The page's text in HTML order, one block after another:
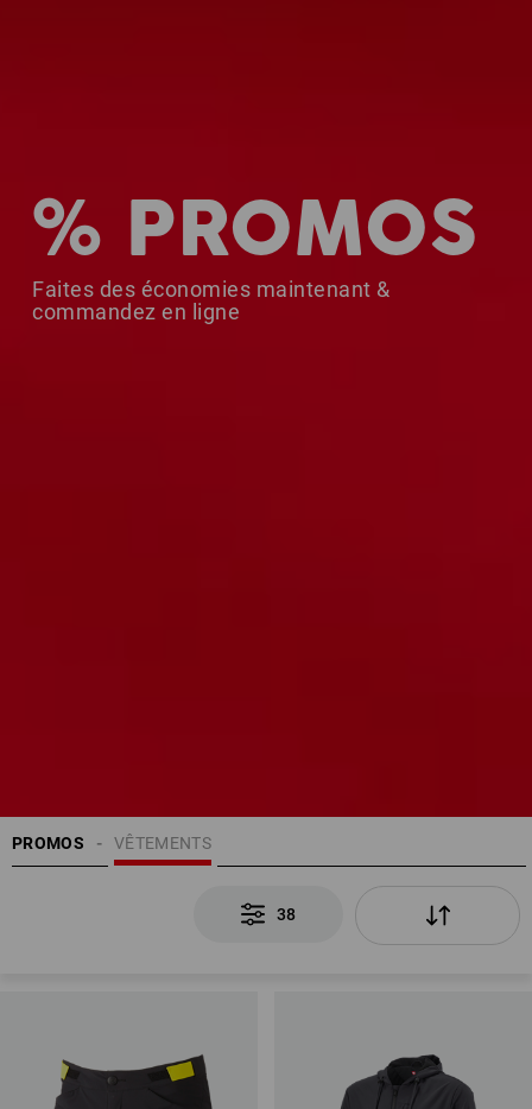
% PROMOS
Faites des économies maintenant &
commandez en ligne
PROMOS VÊTEMENTS
38